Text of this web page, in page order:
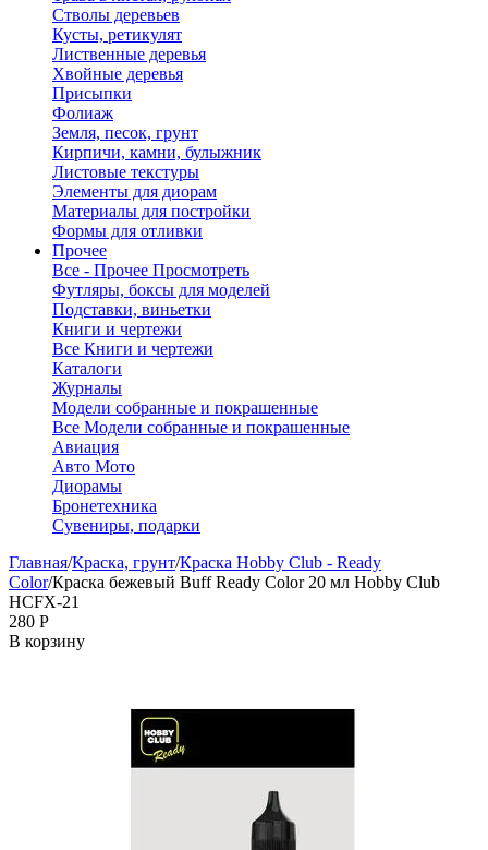
Стволы деревьев
Кусты, ретикулят
Лиственные деревья
Хвойные деревья
Присыпки
Фолиаж
Земля, песок, грунт
Кирпичи, камни, булыжник
Листовые текстуры
Элементы для диорам
Материалы для постройки
Формы для отливки
Прочее
Все - Прочее Просмотреть
Футляры, боксы для моделей
Подставки, виньетки
Книги и чертежи
Все Книги и чертежи
Каталоги
Журналы
Модели собранные и покрашенные
Все Модели собранные и покрашенные
Авиация
Авто Мото
Диорамы
Бронетехника
Сувениры, подарки
Главная/Краска, грунт/Краска Hobby Club - Ready
Color/Краска бежевый Buff Ready Color 20 мл Hobby Club
HCFX-21
‍280‍ Р
В корзину